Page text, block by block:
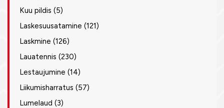
Kuu pildis (5)
Laskesuusatamine (121)
Laskmine (126)
Lauatennis (230)
Lestaujumine (14)
Liikumisharratus (57)
Lumelaud (3)